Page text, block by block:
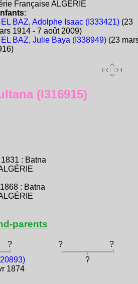
Française ALGÉRIE
:
EL BAZ, Adolphe Isaac (I333421)(23
1914 - 7 août 2009)
EL BAZ, Julie Baya (I338949)(23
(I316915)
: Batna
: Batna
parents
? ?
?
1874
?